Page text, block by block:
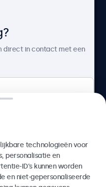
bedrijven
direct in contact met een
technologieën voor
personalisatie en
ID’s kunnen worden
en niet-gepersonaliseerde